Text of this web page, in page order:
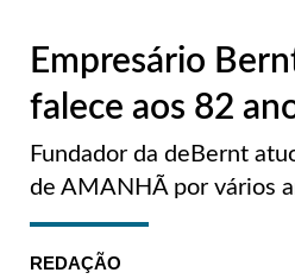
Empresário
falece aos 82
Fundador da deBernt
de AMANHÃ por vários
REDAÇÃO